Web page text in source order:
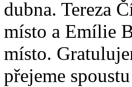
dubna. Tereza
místo a Emílie
místo.
přejeme